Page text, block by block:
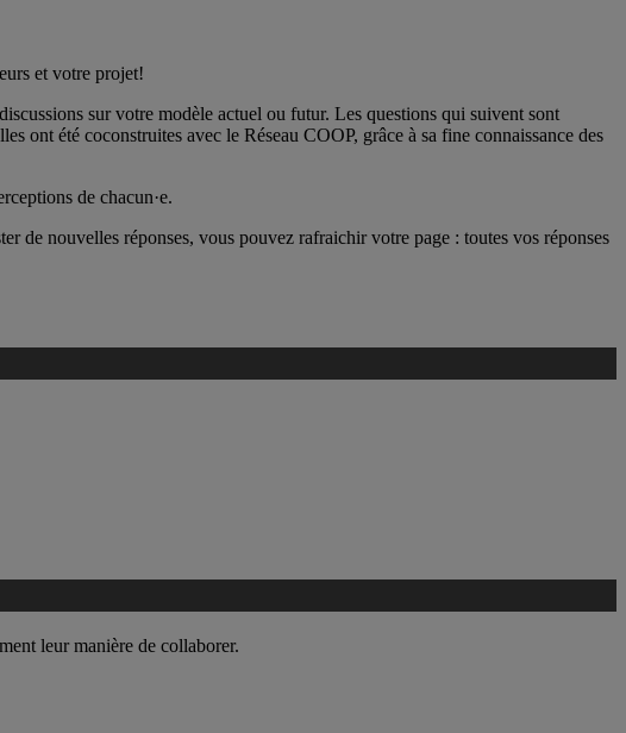
et votre projet!
sur votre modèle actuel ou futur. Les questions qui suivent sont
ont été coconstruites avec le Réseau COOP, grâce à sa fine connaissance des
de chacun·e.
de nouvelles réponses, vous pouvez rafraichir votre page : toutes vos réponses
leur manière de collaborer.